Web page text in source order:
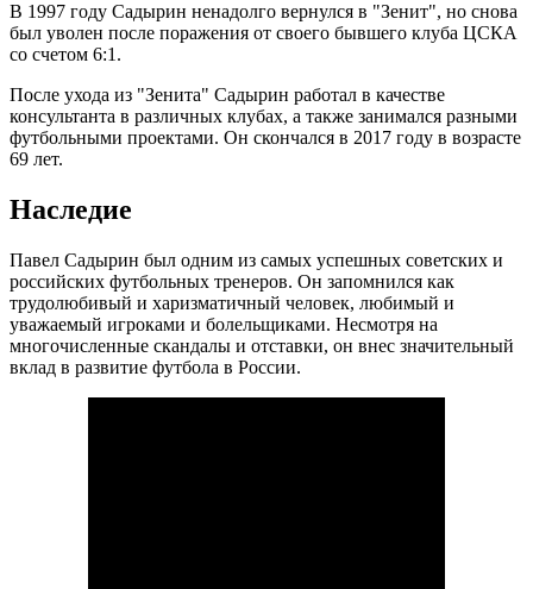
В 1997 году Садырин ненадолго вернулся в "Зенит", но снова
был уволен после поражения от своего бывшего клуба ЦСКА
со счетом 6:1.
После ухода из "Зенита" Садырин работал в качестве
консультанта в различных клубах, а также занимался разными
футбольными проектами. Он скончался в 2017 году в возрасте
69 лет.
Наследие
Павел Садырин был одним из самых успешных советских и
российских футбольных тренеров. Он запомнился как
трудолюбивый и харизматичный человек, любимый и
уважаемый игроками и болельщиками. Несмотря на
многочисленные скандалы и отставки, он внес значительный
вклад в развитие футбола в России.